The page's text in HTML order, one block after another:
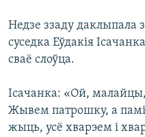
Недзе ззаду даклыпала
суседка Еўдакія
сваё слоўца.
Ісачанка: «Ой,
Жывем патрошку, а
жыць, усё хварэем і